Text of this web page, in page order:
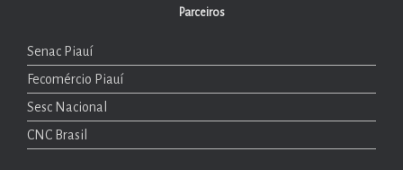
Parceiros
Senac Piauí
Fecomércio Piauí
Sesc Nacional
CNC Brasil